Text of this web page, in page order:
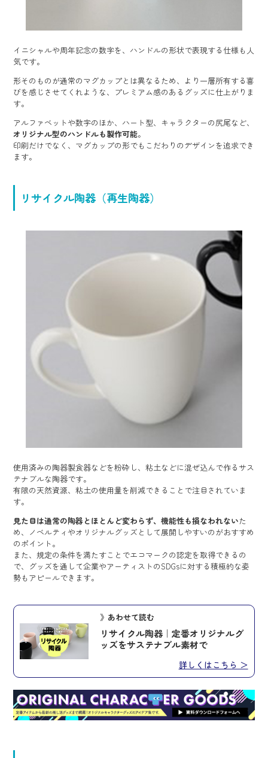
イニシャルや周年記念の数字を、ハンドルの形状で表現する仕様も人
気です。
形そのものが通常のマグカップとは異なるため、より一層所有する喜
びを感じさせてくれような、プレミアム感のあるグッズに仕上がりま
す。
アルファベットや数字のほか、ハート型、キャラクターの尻尾など、
オリジナル型のハンドルも製作可能。
印刷だけでなく、マグカップの形でもこだわりのデザインを追求でき
ます。
リサイクル陶器（再生陶器）
使用済みの陶器製食器などを粉砕し、粘土などに混ぜ込んで作るサス
テナブルな陶器です。
有限の天然資源、粘土の使用量を削減できることで注目されていま
す。
見た目は通常の陶器とほとんど変わらず、機能性も損なわれないた
め、ノベルティやオリジナルグッズとして展開しやすいのがおすすめ
のポイント。
また、規定の条件を満たすことでエコマークの認定を取得できるの
で、グッズを通して企業やアーティストのSDGsに対する積極的な姿
勢もアピールできます。
》あわせて読む
リサイクル陶器｜定番オリジナルグ
ッズをサステナブル素材で
詳しくはこちら ＞